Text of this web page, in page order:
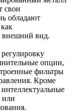
свои
обладают
внешний вид.
опции,
фильтры
Кроме
или